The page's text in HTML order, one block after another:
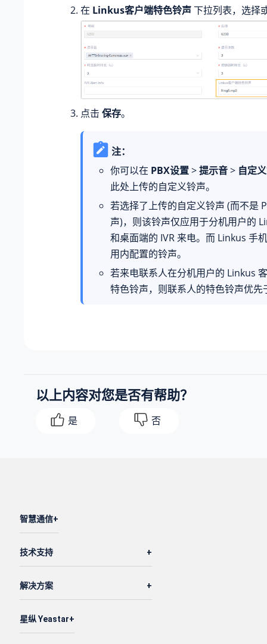
在 Linkus客户端特色铃声下拉列表，选择
点击 保存。
注：
你可以在 PBX设置>提示音> 自定
此处上传的自定义铃声。
若选择了上传的自定义铃声 (而不是
声)，则该铃声仅应用于分机用户的
和桌面端的 IVR 来电。而 Linkus 手
用内配置的铃声。
若来电联系人在分机用户的 Linkus
特色铃声，则联系人的特色铃声优先
以上内容对您是否有帮助？
是 否
智慧通信
技术支持
解决方案
星纵 Yeastar